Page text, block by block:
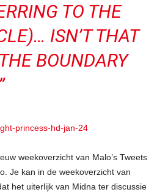
TO THE
ISN’T THAT
BOUNDARY
weekoverzicht van Malo’s Tweets
Je kan in de weekoverzicht van
het uiterlijk van Midna ter discussie